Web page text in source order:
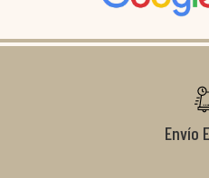
Gracias de nuevo por todo!
Envío